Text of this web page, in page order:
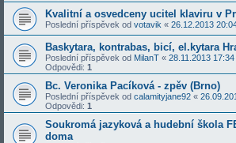
Kvalitní a osvedceny ucitel klaviru v
Poslední příspěvek od votavik « 26.12.2013
Baskytara, kontrabas, bicí, el.kytara
Poslední příspěvek od MilanT « 28.11.2013 17:34
Odpovědi: 1
Bc. Veronika Pacíková - zpěv (Brno)
Poslední příspěvek od calamityjane92 «
Odpovědi: 1
Soukromá jazyková a hudební škola
doma